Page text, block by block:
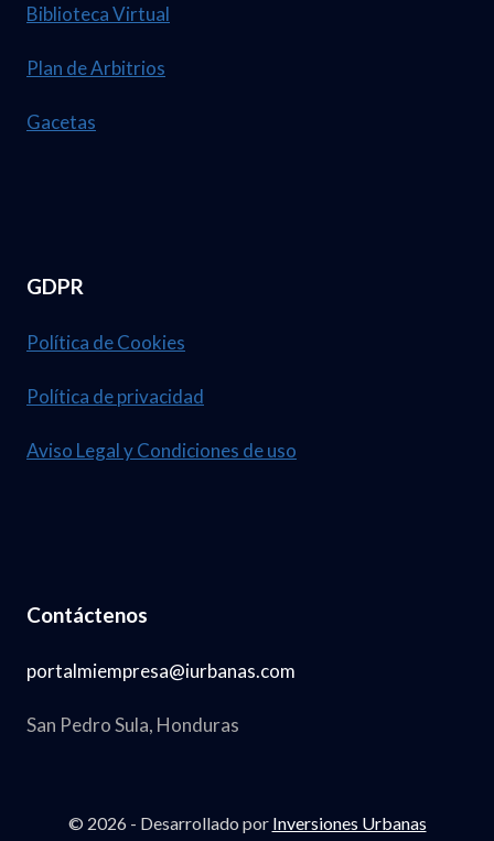
Biblioteca Virtual
Plan de Arbitrios
Gacetas
GDPR
Política de Cookies
Política de privacidad
Aviso Legal y Condiciones de uso
Contáctenos
portalmiempresa@iurbanas.com
San Pedro Sula, Honduras
© 2026 - Desarrollado por Inversiones Urbanas